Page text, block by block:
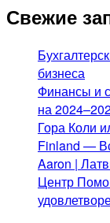
Свежие
бизнеса
Финансы и
на
Гора Коли
Finland —
Aaron |
Центр